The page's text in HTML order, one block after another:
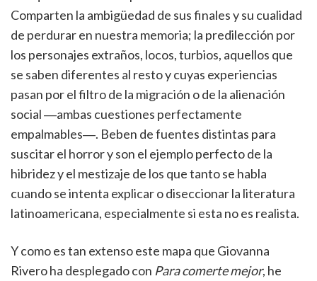
Comparten la ambigüedad de sus finales y su cualidad
de perdurar en nuestra memoria; la predilección por
los personajes extraños, locos, turbios, aquellos que
se saben diferentes al resto y cuyas experiencias
pasan por el filtro de la migración o de la alienación
social ―ambas cuestiones perfectamente
empalmables―. Beben de fuentes distintas para
suscitar el horror y son el ejemplo perfecto de la
hibridez y el mestizaje de los que tanto se habla
cuando se intenta explicar o diseccionar la literatura
latinoamericana, especialmente si esta no es realista.
Y como es tan extenso este mapa que Giovanna
Rivero ha desplegado con Para comerte mejor, he